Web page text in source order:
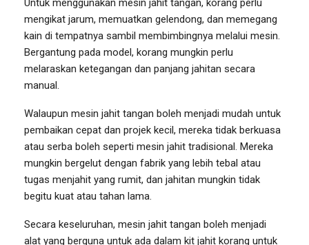
Untuk menggunakan mesin jahit tangan, korang perlu
mengikat jarum, memuatkan gelendong, dan memegang
kain di tempatnya sambil membimbingnya melalui mesin.
Bergantung pada model, korang mungkin perlu
melaraskan ketegangan dan panjang jahitan secara
manual.
Walaupun mesin jahit tangan boleh menjadi mudah untuk
pembaikan cepat dan projek kecil, mereka tidak berkuasa
atau serba boleh seperti mesin jahit tradisional. Mereka
mungkin bergelut dengan fabrik yang lebih tebal atau
tugas menjahit yang rumit, dan jahitan mungkin tidak
begitu kuat atau tahan lama.
Secara keseluruhan, mesin jahit tangan boleh menjadi
alat yang berguna untuk ada dalam kit jahit korang untuk